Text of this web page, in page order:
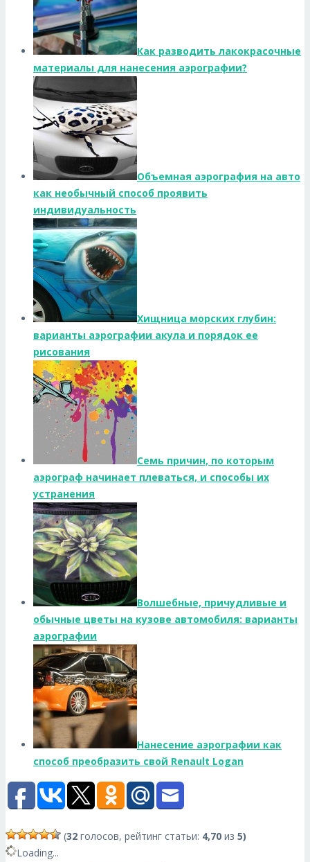
Как разводить лакокрасочные
материалы для нанесения аэрографии?
Объемная аэрография на авто
как необычный способ проявить
индивидуальность
Хищница морских глубин:
варианты аэрографии акула и порядок ее
рисования
Семь причин, по которым
аэрограф начинает плеваться, и способы их
устранения
Волшебные, причудливые и
обычные цветы на кузове автомобиля: варианты
аэрографии
Нанесение аэрографии как
способ преобразить свой Renault Logan
(32 голосов, рейтинг статьи: 4,70 из 5)
Loading...